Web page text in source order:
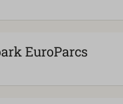
EuroParcs